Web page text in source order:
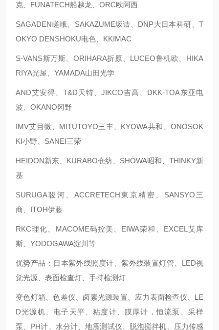
克、FUNATECH船越龙、ORC欧阿西
SAGADEN嵯峨、SAKAZUME坂诘、DNP大日本科研、T
OKYO DENSHOKU电色、KKIMAC
S-VANS斯万斯、ORIHARA折原、LUCEO鲁机欧、HIKA
RIYA光屋、YAMADA山田光学
AND艾安得、T&D天特、JIKCO吉高、DKK-TOA东亚电
波、OKANO冈野
IMV艾目微、MITUTOYO三丰、KYOWA共和、ONOSOK
KI小野、SANEI三荣
HEIDON新东、KURABO仓纺、SHOWA昭和、THINKY新
基
SURUGA骏河、ACCRETECH東京精密、SANSYO三
商、ITOH伊藤
RKC理化、MACOME码控美、EIWA荣和、EXCEL艾库
斯、YODOGAWA淀川等
优势产品：日本紫外线照度计、紫外线装置灯管、LED视
觉光源、表面检查灯、手持检测灯
变色灯箱、色差仪、卤素光源装置、应力表面检查仪、LE
D光源机、电子天平、粘度计、膜厚计，恒流泵、采样
泵、PH计、水分计、地震测试仪、脱泡搅拌机、压力传感